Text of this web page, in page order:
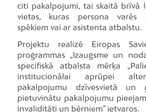
citi pakalpojumi, tai skaitā brīvā
vietas, kuras persona varēs
spēkiem vai ar asistenta atbalstu.
Projektu realizē Eiropas
programmas „Izaugsme un
specifiskā atbalsta mērķa
institucionālai aprūpei
pakalpojumu dzīvesvietā un
pietuvinātu pakalpojumu
invaliditāti un bērniem” ietvaros.